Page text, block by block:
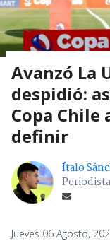
Avanzó La
despidió:
Copa
definir
Ítalo
Jueves 06 Agosto,